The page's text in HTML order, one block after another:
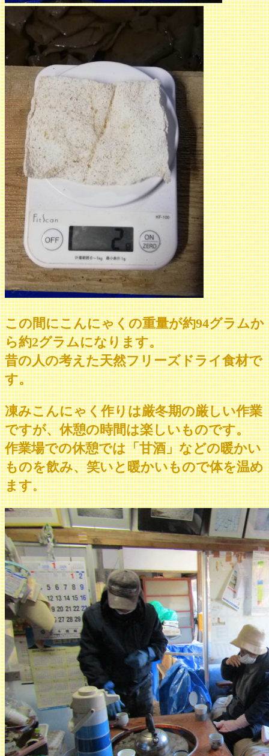
この間にこんにゃくの重量が約94グラムか
ら約2グラムになります。
昔の人の考えた天然フリーズドライ食材で
す。
凍みこんにゃく作りは厳冬期の厳しい作業
ですが、休憩の時間は楽しいものです。
作業場での休憩では「甘酒」などの暖かい
ものを飲み、笑いと暖かいもので体を温め
ます。